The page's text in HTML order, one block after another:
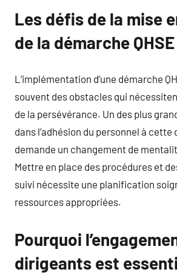
Les défis de la mise
de la démarche QHSE
L’implémentation d’une démarche
souvent des obstacles qui
de la persévérance. Un des plus
dans l’adhésion du personnel à
demande un changement de
Mettre en place des procédures et
suivi nécessite une planification
ressources appropriées.
Pourquoi
dirigeants est